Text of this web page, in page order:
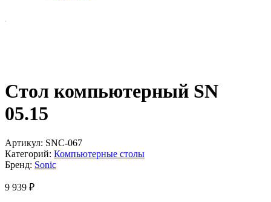
Стол компьютерный SN
05.15
Артикул: SNC-067
Категорий: Компьютерные столы
Бренд: Sonic
9 939 ₽